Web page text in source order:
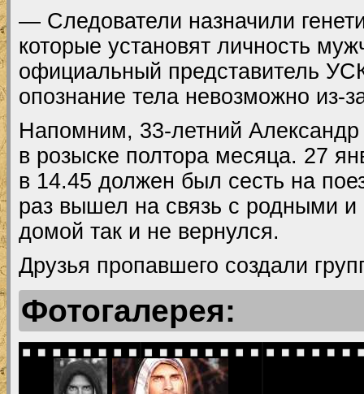
— Следователи назначили
которые установят личность
официальный представитель
опознание тела невозможно из-
Напомним, 33-летний
в розыске полтора месяца. 27
в 14.45 должен был сесть на
раз вышел на связь с родными
домой так и не вернулся.
Друзья пропавшего создали
Фотогалерея: